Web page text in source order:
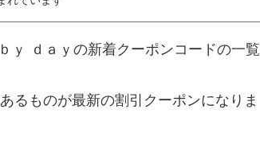
ｙ ｄａｙの新着クーポンコードの一覧
るものが最新の割引クーポンになりま